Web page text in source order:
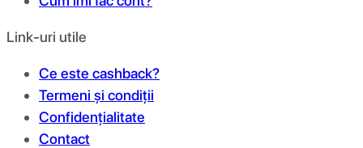
Link-uri utile
Ce este cashback?
Termeni și condiții
Confidențialitate
Contact